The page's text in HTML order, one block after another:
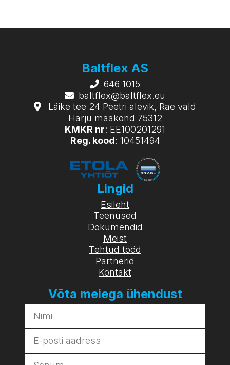
Baltflex AS
646 1015
baltflex@baltflex.eu
Läike tee 24 Peetri alevik, Rae vald
Harju maakond 75312
KMKR nr: EE100201291
Reg. kood: 10451494
Lingid
Esileht
Teenused
Dokumendid
Meist
Tehtud tööd
Partnerid
Kontakt
Võta meiega ühendust